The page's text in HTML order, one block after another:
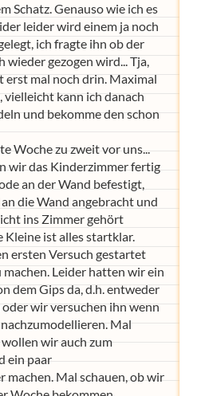
Schatz. Genauso wie ich es
leider wird einem ja noch
ich fragte ihn ob der
wieder gezogen wird... Tja,
erst mal noch drin. Maximal
kann ich danach
und bekomme den schon
Woche zu zweit vor uns...
wir das Kinderzimmer fertig
an der Wand befestigt,
die Wand angebracht und
ins Zimmer gehört
Kleine ist alles startklar.
ersten Versuch gestartet
Leider hatten wir ein
dem Gips da, d.h. entweder
wir versuchen ihn wenn
Mal
wir auch zum
ein paar
machen. Mal schauen, ob wir